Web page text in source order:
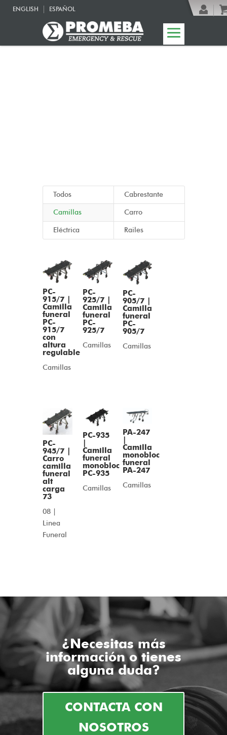
ENGLISH ESPAÑOL
Todos Cabrestante
Camillas Carro
Eléctrica Railes
PC-
915/7 |
Camilla
funeral
PC-
915/7
con
altura
regulable
Camillas
PC-
925/7 |
Camilla
funeral
PC-
925/7
Camillas
PC-
905/7 |
Camilla
funeral
PC-
905/7
Camillas
PC-
945/7 |
Carro
camilla
funeral
alt
carga
73
08 |
Linea
Funeral
PC-935
|
Camilla
funeral
monobloc
PC-935
Camillas
PA-247
|
Camilla
monobloc
funeral
PA-247
Camillas
¿Necesitas más
información o tienes
alguna duda?
CONTACTA CON
NOSOTROS